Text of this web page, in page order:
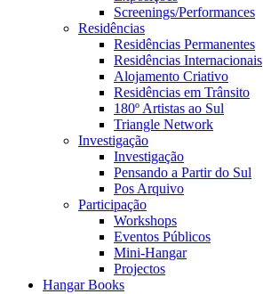
Screenings/Performances
Residências
Residências Permanentes
Residências Internacionais
Alojamento Criativo
Residências em Trânsito
180º Artistas ao Sul
Triangle Network
Investigação
Investigação
Pensando a Partir do Sul
Pos Arquivo
Participação
Workshops
Eventos Públicos
Mini-Hangar
Projectos
Hangar Books